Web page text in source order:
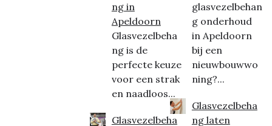
ng in
Apeldoorn
Glasvezelbeha
ng is de
perfecte keuze
voor een strak
en naadloos...
Glasvezelbeha
glasvezelbehan
g onderhoud
in Apeldoorn
bij een
nieuwbouwwo
ning?...
Glasvezelbeha
ng laten